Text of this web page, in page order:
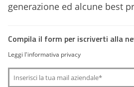
generazione ed alcune best
Compila il form per iscriverti alla
Leggi l'informativa privacy